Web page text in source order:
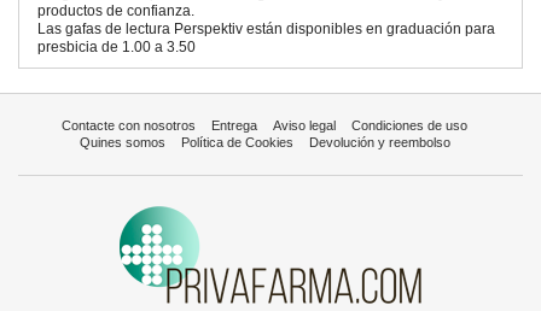
productos de confianza.
Las gafas de lectura Perspektiv están disponibles en graduación para
presbicia de 1.00 a 3.50
Contacte con nosotros Entrega Aviso legal
Condiciones de uso
Quines somos
Política de Cookies Devolución y reembolso